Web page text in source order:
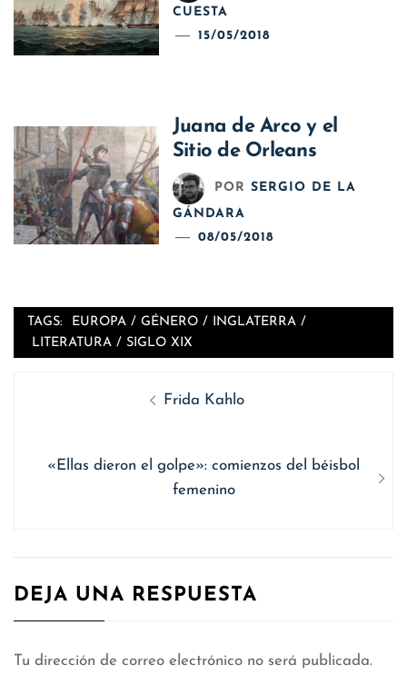
CUESTA
15/05/2018
Juana de Arco y el
Sitio de Orleans
POR SERGIO DE LA
GÁNDARA
08/05/2018
TAGS: EUROPA / GÉNERO / INGLATERRA /
LITERATURA / SIGLO XIX
NavegaciónEntrada
Frida Kahlo
Siguiente
«Ellas dieron el golpe»: comienzos del béisbol
femenino
DEJA UNA RESPUESTA
Tu dirección de correo electrónico no será publicada.